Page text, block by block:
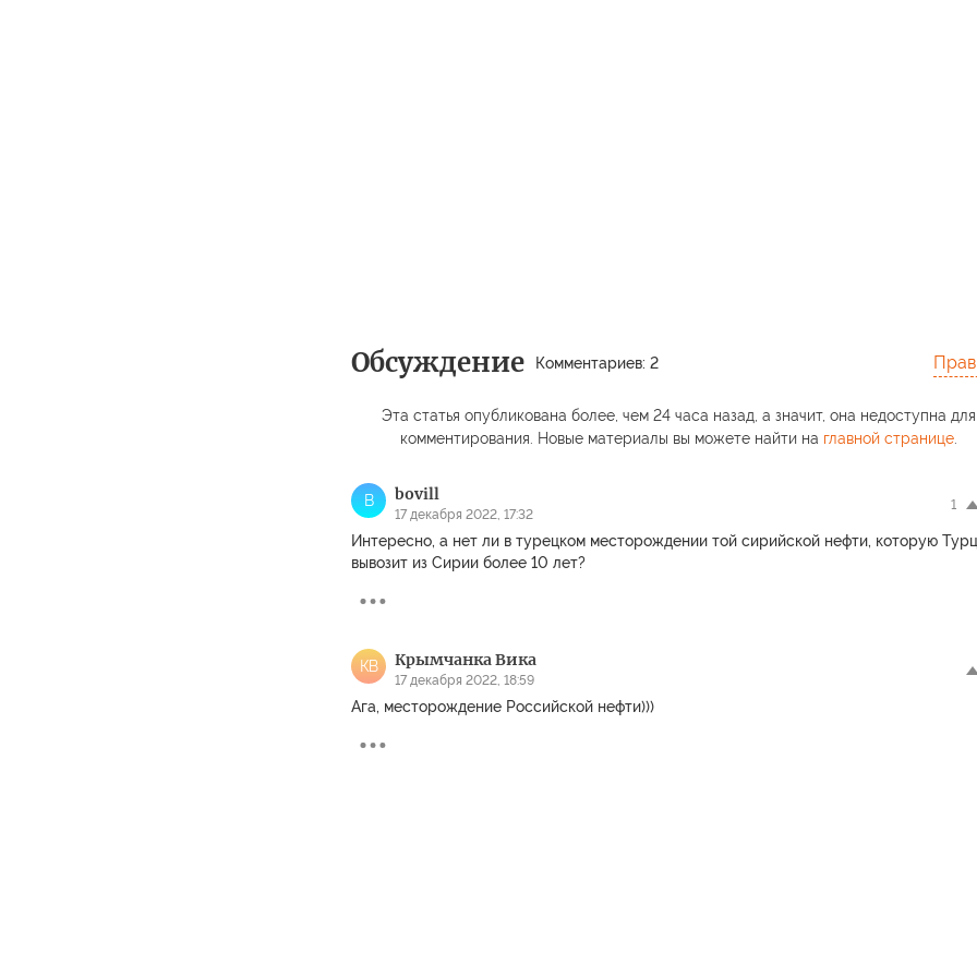
Обсуждение Комментариев: 2
Эта статья опубликована более, чем 24 часа назад, а значит, она недоступна для
комментирования. Новые материалы вы можете найти на главной странице.
B bovill
17 декабря 2022, 17:32
1
Интересно, а нет ли в турецком месторождении той сирийской нефти, которую
вывозит из Сирии более 10 лет?
КВ Крымчанка Вика
17 декабря 2022, 18:59
Ага, месторождение Российской нефти)))